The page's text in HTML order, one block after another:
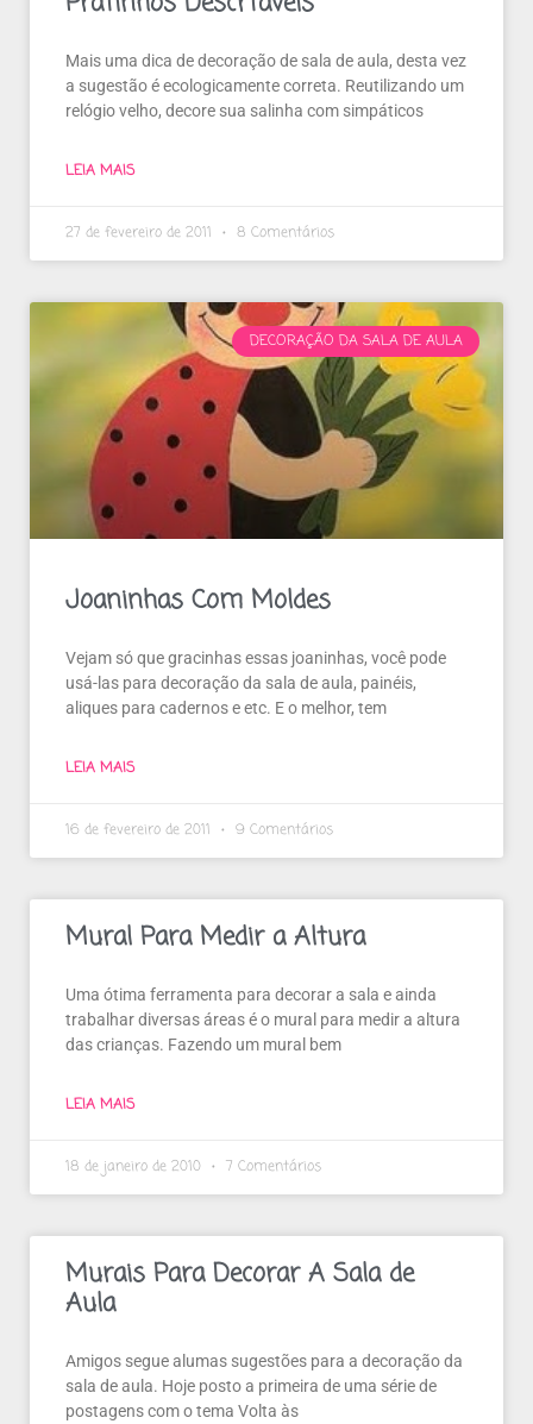
Mais uma dica de decoração de sala de aula, desta vez
a sugestão é ecologicamente correta . Reutilizando um
relógio velho, decore sua salinha com simpáticos
LEIA MAIS
27 de fevereiro de 2011 8 Comentários
DECORAÇÃO DA SALA DE AULA
Joaninhas Com Moldes
Vejam só que gracinhas essas joaninhas, você pode
usá-las para decoração da sala de aula, painéis,
aliques para cadernos e etc. E o melhor, tem
LEIA MAIS
16 de fevereiro de 2011 9 Comentários
Mural Para Medir a Altura
Uma ótima ferramenta para decorar a sala e ainda
trabalhar diversas áreas é o mural para medir a altura
das crianças. Fazendo um mural bem
LEIA MAIS
18 de janeiro de 2010 7 Comentários
Murais Para Decorar A Sala de
Aula
Amigos segue alumas sugestões para a decoração da
sala de aula. Hoje posto a primeira de uma série de
postagens com o tema Volta às